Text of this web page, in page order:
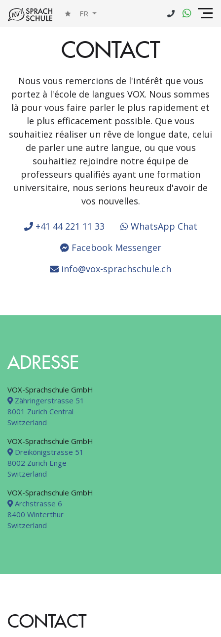
FR
CONTACT
Nous vous remercions de l'intérêt que vous
portez à l'école de langues VOX. Nous sommes
là pour vous faire parler le plus rapidement et
le plus efficacement possible. Que vous
souhaitiez réaliser un rêve de longue date, celui
de parler une autre langue, ou que vous
souhaitiez rejoindre notre équipe de
professeurs qualifiés ayant une formation
universitaire, nous serions heureux d'avoir de
vos nouvelles.
+41 44 221 11 33
WhatsApp Chat
Facebook Messenger
info@vox-sprachschule.ch
ADRESSE
VOX-Sprachschule GmbH
Zähringerstrasse 51
8001 Zurich Central
Switzerland
VOX-Sprachschule GmbH
Dreikönigstrasse 51
8002 Zurich Enge
Switzerland
VOX-Sprachschule GmbH
Archstrasse 6
8400 Winterthur
Switzerland
CONTACT